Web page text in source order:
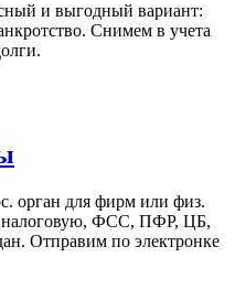
и выгодный вариант:
Снимем в учета
орган для фирм или физ.
налоговую, ФСС, ПФР, ЦБ,
Отправим по электронке